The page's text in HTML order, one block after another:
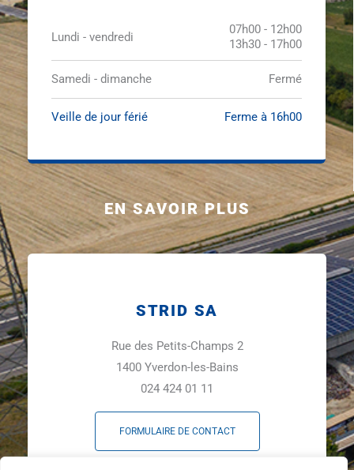
Lundi - vendredi
07h00 - 12h00
13h30 - 17h00
Samedi - dimanche Fermé
Veille de jour férié Ferme à 16h00
EN SAVOIR PLUS
STRID SA
Rue des Petits-Champs 2
1400 Yverdon-les-Bains
024 424 01 11
FORMULAIRE DE CONTACT